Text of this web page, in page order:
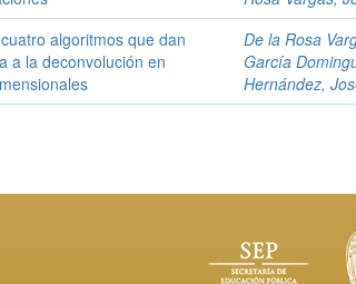
algoritmos que dan
a la deconvolución en
De la Rosa
García
Hernández,